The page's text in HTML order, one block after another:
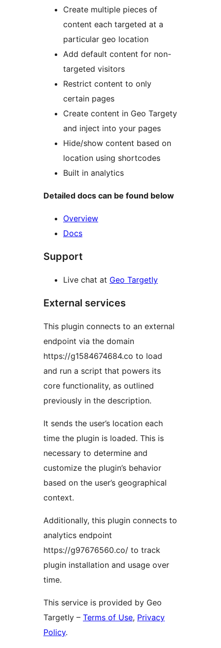
Create multiple pieces of
content each targeted at a
particular geo location
Add default content for non-
targeted visitors
Restrict content to only
certain pages
Create content in Geo Targety
and inject into your pages
Hide/show content based on
location using shortcodes
Built in analytics
Detailed docs can be found below
Overview
Docs
Support
Live chat at Geo Targetly
External services
This plugin connects to an external
endpoint via the domain
https://g1584674684.co to load
and run a script that powers its
core functionality, as outlined
previously in the description.
It sends the user’s location each
time the plugin is loaded. This is
necessary to determine and
customize the plugin’s behavior
based on the user’s geographical
context.
Additionally, this plugin connects to
analytics endpoint
https://g97676560.co/ to track
plugin installation and usage over
time.
This service is provided by Geo
Targetly – Terms of Use, Privacy
Policy.